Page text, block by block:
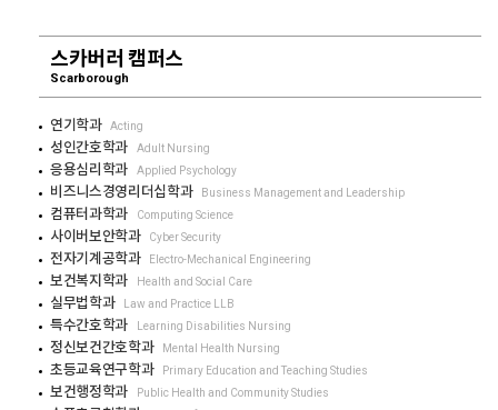
스카버러 캠퍼스
Scarborough
연기학과 Acting
성인간호학과 Adult Nursing
응용심리학과 Applied Psychology
비즈니스경영리더십학과 Business Management and Leadership
컴퓨터과학과 Computing Science
사이버보안학과 Cyber Security
전자기계공학과 Electro-Mechanical Engineering
보건복지학과 Health and Social Care
실무법학과 Law and Practice LLB
특수간호학과 Learning Disabilities Nursing
정신보건간호학과 Mental Health Nursing
초등교육연구학과 Primary Education and Teaching Studies
보건행정학과 Public Health and Community Studies